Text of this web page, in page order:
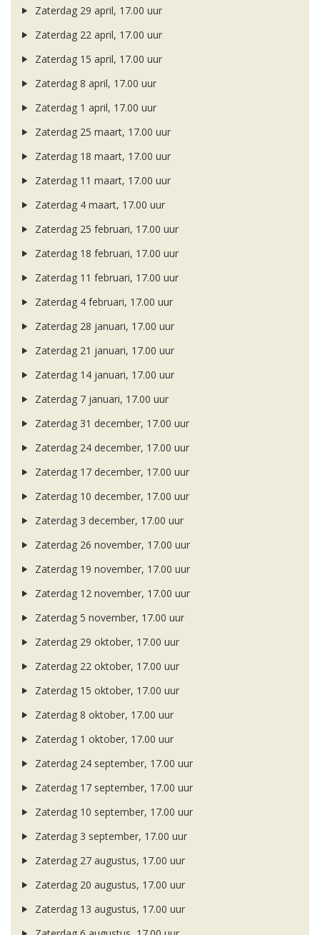
Zaterdag 29 april, 17.00 uur
Zaterdag 22 april, 17.00 uur
Zaterdag 15 april, 17.00 uur
Zaterdag 8 april, 17.00 uur
Zaterdag 1 april, 17.00 uur
Zaterdag 25 maart, 17.00 uur
Zaterdag 18 maart, 17.00 uur
Zaterdag 11 maart, 17.00 uur
Zaterdag 4 maart, 17.00 uur
Zaterdag 25 februari, 17.00 uur
Zaterdag 18 februari, 17.00 uur
Zaterdag 11 februari, 17.00 uur
Zaterdag 4 februari, 17.00 uur
Zaterdag 28 januari, 17.00 uur
Zaterdag 21 januari, 17.00 uur
Zaterdag 14 januari, 17.00 uur
Zaterdag 7 januari, 17.00 uur
Zaterdag 31 december, 17.00 uur
Zaterdag 24 december, 17.00 uur
Zaterdag 17 december, 17.00 uur
Zaterdag 10 december, 17.00 uur
Zaterdag 3 december, 17.00 uur
Zaterdag 26 november, 17.00 uur
Zaterdag 19 november, 17.00 uur
Zaterdag 12 november, 17.00 uur
Zaterdag 5 november, 17.00 uur
Zaterdag 29 oktober, 17.00 uur
Zaterdag 22 oktober, 17.00 uur
Zaterdag 15 oktober, 17.00 uur
Zaterdag 8 oktober, 17.00 uur
Zaterdag 1 oktober, 17.00 uur
Zaterdag 24 september, 17.00 uur
Zaterdag 17 september, 17.00 uur
Zaterdag 10 september, 17.00 uur
Zaterdag 3 september, 17.00 uur
Zaterdag 27 augustus, 17.00 uur
Zaterdag 20 augustus, 17.00 uur
Zaterdag 13 augustus, 17.00 uur